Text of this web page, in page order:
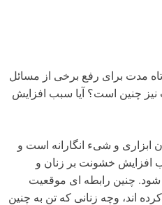
مدت برای رفع برخی از مسائل
نیز چنین است؟ آیا سبب افزایش
ابزاری و شیء انگارانه است و
خشونت بر زنان و
چنین رابطه ای موقعیت
اند، وچه زنانی که تن به چنین